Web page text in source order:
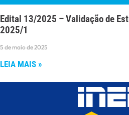
Edital 13/2025 – Validação de
2025/1
5 de maio de 2025
LEIA MAIS »